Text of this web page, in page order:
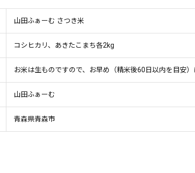
山田ふぁーむ さつき米
コシヒカリ、あきたこまち各2kg
お米は生ものですので、お早め（精米後60日以内を目安）
山田ふぁーむ
青森県青森市